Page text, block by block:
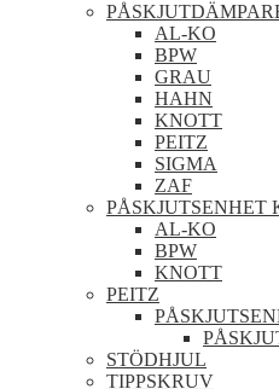
AL-KO
BPW
GRAU
HAHN
KNOTT
PEITZ
SIGMA
ZAF
PÅSKJUTSENHET
AL-KO
BPW
KNOTT
PEITZ
STÖDHJUL
TIPPSKRUV